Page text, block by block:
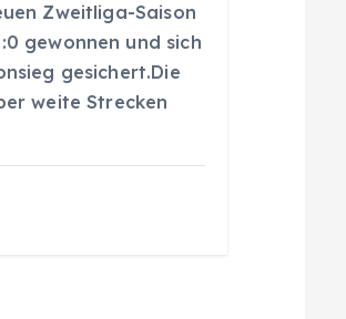
Zweitliga-Saison
gewonnen und sich
gesichert.Die
weite Strecken